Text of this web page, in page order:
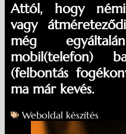
Attól, hogy
vagy
még
mobil(telefon)
(felbontás
ma már kevés.
Weboldal készítés